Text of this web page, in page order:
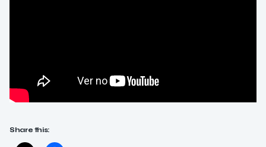
Share this: